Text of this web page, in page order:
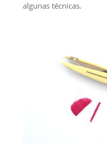
algunas técnicas.